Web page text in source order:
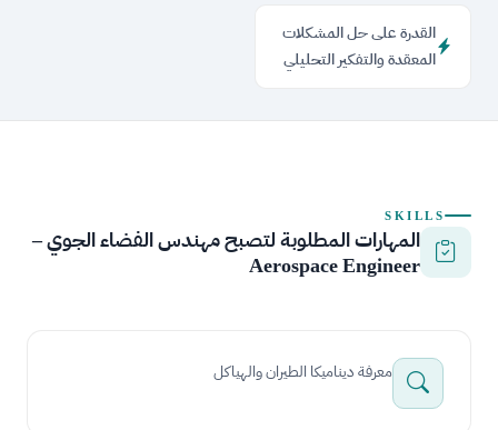
القدرة على حل المشكلات
المعقدة والتفكير التحليلي
SKILLS
المهارات المطلوبة لتصبح مهندس الفضاء الجوي –
Aerospace Engineer
معرفة ديناميكا الطيران والهياكل